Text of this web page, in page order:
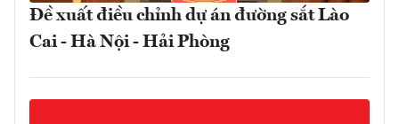
Đề xuất điều chỉnh dự án đường sắt Lào
Cai - Hà Nội - Hải Phòng